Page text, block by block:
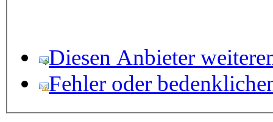
Diesen Anbieter
Fehler oder